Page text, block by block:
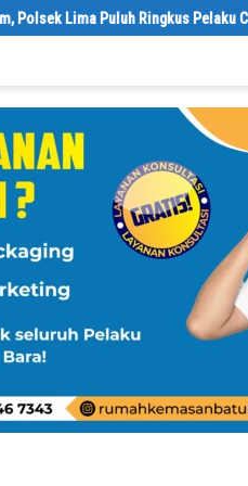
Lima Puluh Ringkus Pelaku Curas